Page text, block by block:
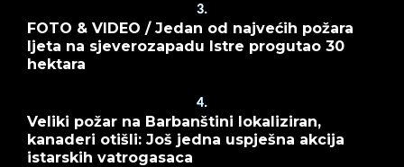
3.
FOTO & VIDEO / Jedan od najvećih požara
ljeta na sjeverozapadu Istre progutao 30
hektara
4.
Veliki požar na Barbanštini lokaliziran,
kanaderi otišli: Još jedna uspješna akcija
istarskih vatrogasaca